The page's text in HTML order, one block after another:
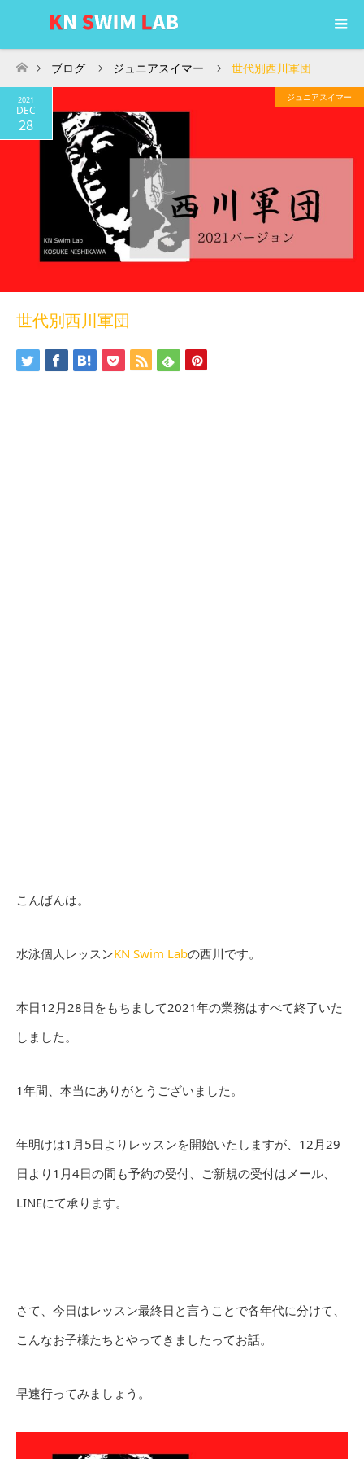
ホーム
ブログ ジュニアスイマー 世代別西川軍団
2021
DEC
28
ジュニアスイマー
世代別西川軍団
こんばんは。
水泳個人レッスンKN Swim Labの西川です。
本日12月28日をもちまして2021年の業務はすべて終了いた
しました。
1年間、本当にありがとうございました。
年明けは1月5日よりレッスンを開始いたしますが、12月29
日より1月4日の間も予約の受付、ご新規の受付はメール、
LINEにて承ります。
さて、今日はレッスン最終日と言うことで各年代に分けて、
こんなお子様たちとやってきましたってお話。
早速行ってみましょう。